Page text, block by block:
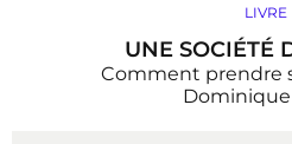
LIVRE
UNE SOCIÉTÉ
Comment prendre